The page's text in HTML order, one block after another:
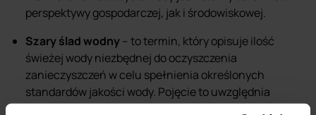
perspektywy gospodarczej, jak i środowiskowej.
Szary ślad wodny– to termin, który opisuje ilość
świeżej wody niezbędnej do oczyszczenia
zanieczyszczeń w celu spełnienia określonych
standardów jakości wody. Pojęcie to uwzględnia
zanieczyszczenia pochodzące ze źródeł punktowych,